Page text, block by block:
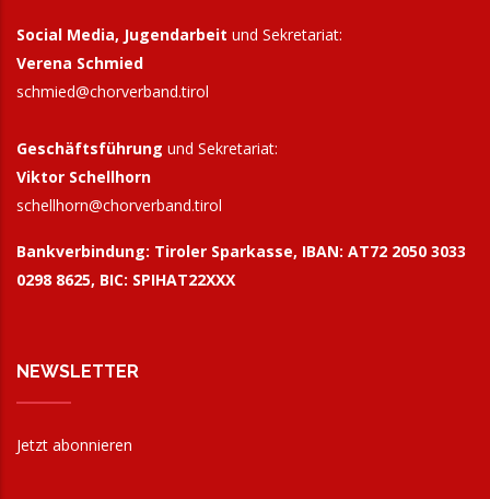
Social Media, Jugendarbeit und Sekretariat:
Verena Schmied
schmied@chorverband.tirol
Geschäftsführung und Sekretariat:
Viktor Schellhorn
schellhorn@chorverband.tirol
Bankverbindung: Tiroler Sparkasse, IBAN: AT72 2050 3033
0298 8625, BIC: SPIHAT22XXX
NEWSLETTER
Jetzt abonnieren